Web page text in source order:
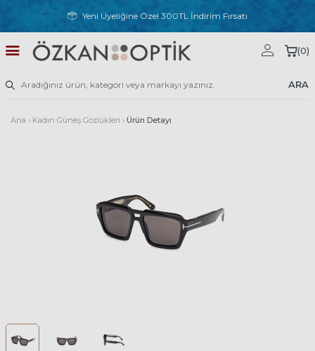
Yeni Üyeliğine Özel 300TL İndirim Fırsatı
ARA
(0)
Ana › Kadın Güneş Gözlükleri › Ürün Detayı